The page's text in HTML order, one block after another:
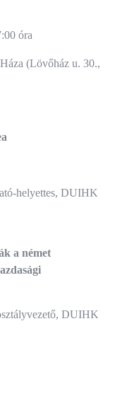
óra
(Lövőház u. 30.,
helyettes, DUIHK
a német
DUIHK